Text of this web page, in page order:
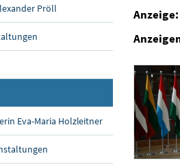
Pröll
Eva-Maria Holzleitner
Anzeige: